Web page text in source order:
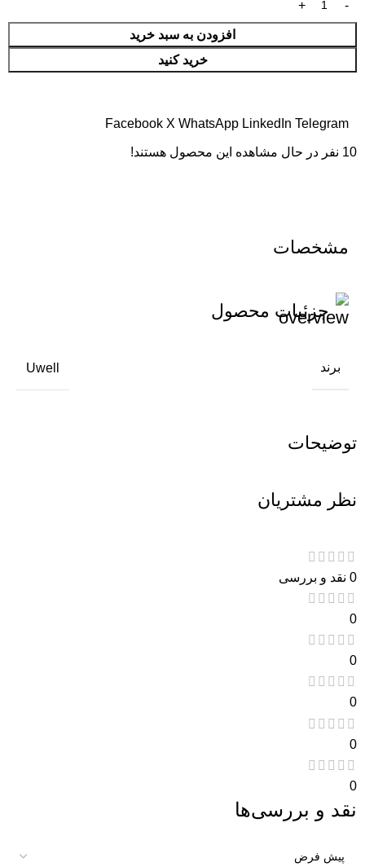
افزودن به سبد خرید
خرید کنید
Facebook X WhatsApp LinkedIn Telegram
10 نفر در حال مشاهده این محصول هستند!
توضیحات
مشخصات
جزئیات محصول
برند Uwell
نظر مشتریان
0 نقد و بررسی
0
0
0
0
0
نقد و بررسی‌ها